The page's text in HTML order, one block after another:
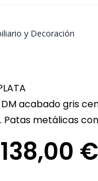
y Decoración
acabado gris
metálicas
€